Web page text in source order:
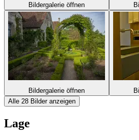
Bildergalerie öffnen
Bildergalerie öffnen
Alle 28 Bilder anzeigen
Lage